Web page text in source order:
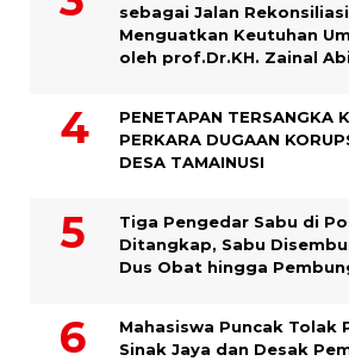
sebagai Jalan
Menguatkan Keutuhan
oleh prof.Dr.KH. Zainal
PENETAPAN TERSANGKA
PERKARA DUGAAN
DESA TAMAINUSI
Tiga Pengedar Sabu di
Ditangkap, Sabu
Dus Obat hingga
Mahasiswa Puncak Tolak
Sinak Jaya dan Desak